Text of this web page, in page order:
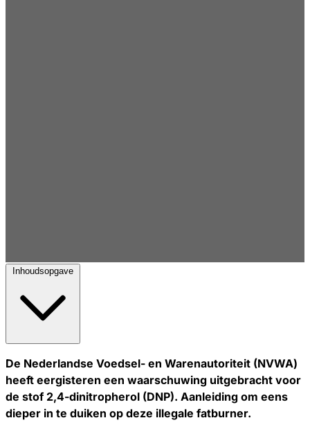
Inhoudsopgave
De Nederlandse Voedsel- en Warenautoriteit (NVWA)
heeft eergisteren een waarschuwing uitgebracht voor
de stof 2,4-dinitropherol (DNP). Aanleiding om eens
dieper in te duiken op deze illegale fatburner.